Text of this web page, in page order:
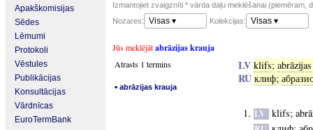
Apakškomisijas
Sēdes
Lēmumi
Protokoli
Vēstules
Publikācijas
Konsultācijas
Vārdnīcas
EuroTermBank
Izmantojiet zvaigznīti * vārda daļu meklēšanai (piemēram,
Nozares:
Visas ▾ Kolekcijas: Visas ▾
Jūs meklējātabrāzijas krauja
Atrasts 1 termins
▪ abrāzijas krauja
LV klifs;
RU клиф;
LV klifs;